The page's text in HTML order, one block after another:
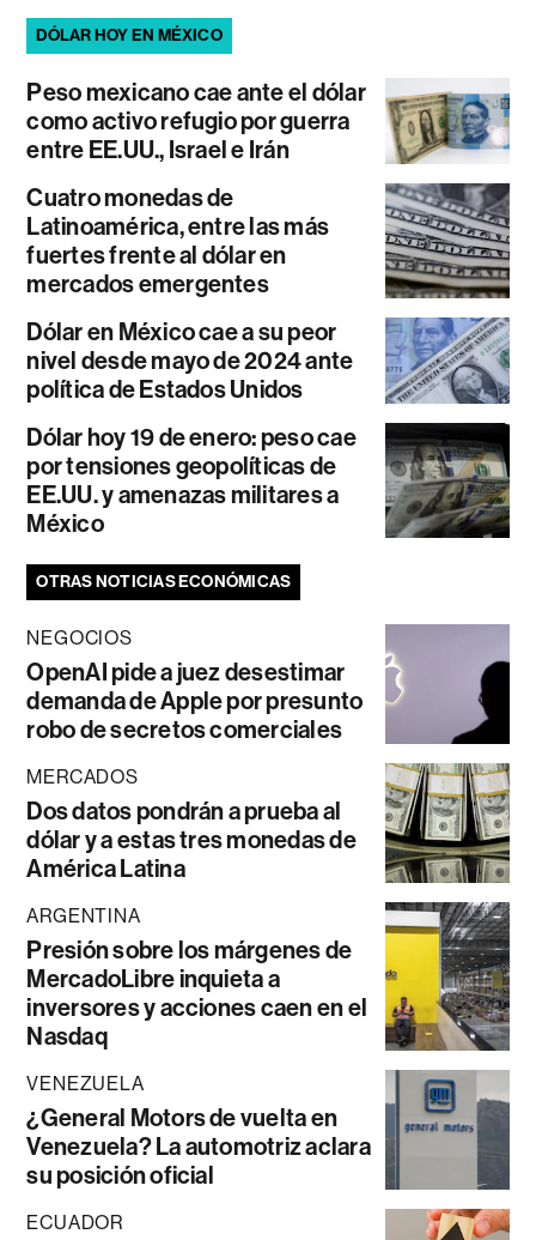
DÓLAR HOY EN MÉXICO
Peso mexicano cae ante el dólar
como activo refugio por guerra
entre EE.UU., Israel e Irán
Cuatro monedas de
Latinoamérica, entre las más
fuertes frente al dólar en
mercados emergentes
Dólar en México cae a su peor
nivel desde mayo de 2024 ante
política de Estados Unidos
Dólar hoy 19 de enero: peso cae
por tensiones geopolíticas de
EE.UU. y amenazas militares a
México
OTRAS NOTICIAS ECONÓMICAS
NEGOCIOS
OpenAI pide a juez desestimar
demanda de Apple por presunto
robo de secretos comerciales
MERCADOS
Dos datos pondrán a prueba al
dólar y a estas tres monedas de
América Latina
ARGENTINA
Presión sobre los márgenes de
MercadoLibre inquieta a
inversores y acciones caen en el
Nasdaq
VENEZUELA
¿General Motors de vuelta en
Venezuela? La automotriz aclara
su posición oficial
ECUADOR